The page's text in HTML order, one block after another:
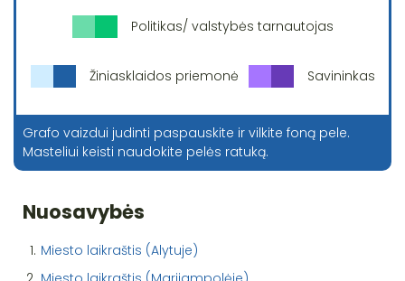
Politikas/ valstybės tarnautojas
Žiniasklaidos priemonė Savininkas
Grafo vaizdui judinti paspauskite ir vilkite foną pele.
Masteliui keisti naudokite pelės ratuką.
Nuosavybės
1. Miesto laikraštis (Alytuje)